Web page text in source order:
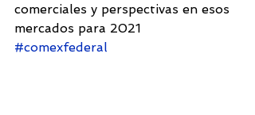
comerciales y perspectivas en esos
mercados para 2021
#comexfederal